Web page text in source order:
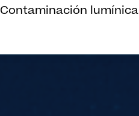
Contaminación lumínica